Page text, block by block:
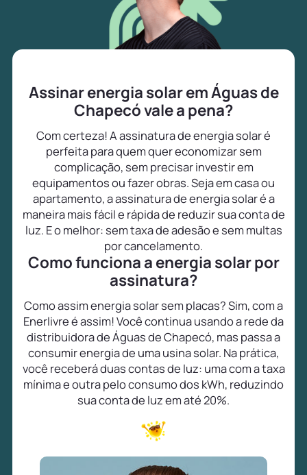
Assinar energia solar em Águas de
Chapecó vale a pena?
Com certeza! A assinatura de energia solar é
perfeita para quem quer economizar sem
complicação, sem precisar investir em
equipamentos ou fazer obras. Seja em casa ou
apartamento, a assinatura de energia solar é a
maneira mais fácil e rápida de reduzir sua conta de
luz. E o melhor: sem taxa de adesão e sem multas
por cancelamento.
Como funciona a energia solar por
assinatura?
Como assim energia solar sem placas? Sim, com a
Enerlivre é assim! Você continua usando a rede da
distribuidora de Águas de Chapecó, mas passa a
consumir energia de uma usina solar. Na prática,
você receberá duas contas de luz: uma com a taxa
mínima e outra pelo consumo dos kWh, reduzindo
sua conta de luz em até 20%.